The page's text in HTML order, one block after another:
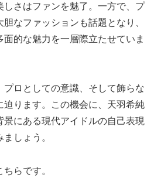
しさはファンを魅了。一方で、プ
なファッションも話題となり、
的な魅力を一層際立たせていま
ロとしての意識、そして飾らな
迫ります。この機会に、天羽希純
景にある現代アイドルの自己表現
しょう。
らです。